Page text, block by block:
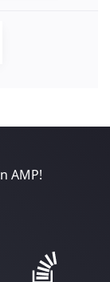
AMP!